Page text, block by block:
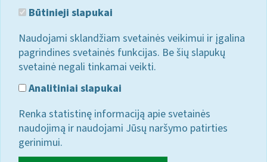
Būtinieji slapukai
Naudojami sklandžiam svetainės veikimui ir įgalina
pagrindines svetainės funkcijas. Be šių slapukų
svetainė negali tinkamai veikti.
Analitiniai slapukai
Renka statistinę informaciją apie svetainės
naudojimą ir naudojami Jūsų naršymo patirties
gerinimui.